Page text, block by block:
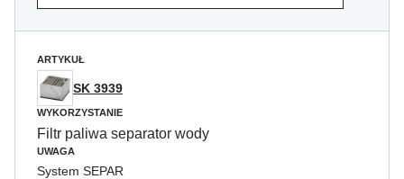
ARTYKUŁ
SK 3939
WYKORZYSTANIE
Filtr paliwa separator wody
UWAGA
System SEPAR